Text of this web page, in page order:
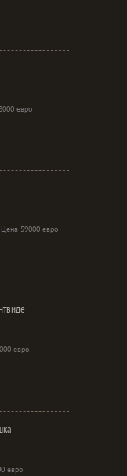
евро
59000 евро
евро
евро